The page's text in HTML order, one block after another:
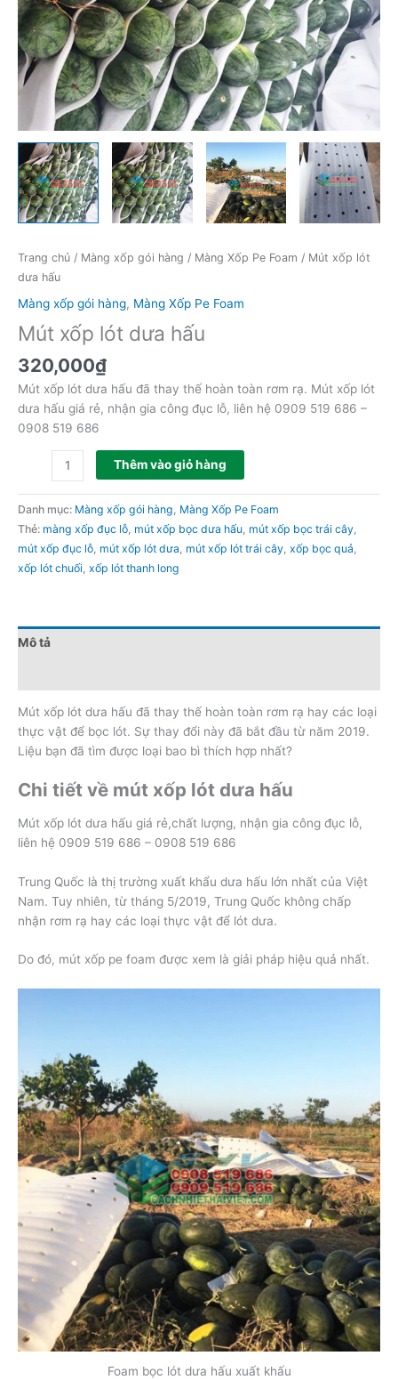
Trang chủ / Màng xốp gói hàng / Màng Xốp Pe Foam / Mút xốp lót
dưa hấu
Màng xốp gói hàng, Màng Xốp Pe Foam
Mút xốp lót dưa hấu
320,000₫
Mút xốp lót dưa hấu đã thay thế hoàn toàn rơm rạ. Mút xốp lót
dưa hấu giá rẻ, nhận gia công đục lỗ, liên hệ 0909 519 686 –
0908 519 686
Thêm vào giỏ hàng
Danh mục: Màng xốp gói hàng Màng Xốp Pe Foam
Thẻ: màng xốp đục lỗ mút xốp bọc dưa hấu mút xốp bọc trái cây
mút xốp đục lỗ mút xốp lót dưa mút xốp lót trái cây xốp bọc quả
xốp lót chuối xốp lót thanh long
Mô tả
Mút xốp lót dưa hấu đã thay thế hoàn toàn rơm rạ hay các loại
thực vật để bọc lót. Sự thay đổi này đã bắt đầu từ năm 2019.
Liệu bạn đã tìm được loại bao bì thích hợp nhất?
Chi tiết về mút xốp lót dưa hấu
Mút xốp lót dưa hấu giá rẻ,chất lượng, nhận gia công đục lỗ,
liên hệ 0909 519 686 – 0908 519 686
Trung Quốc là thị trường xuất khẩu dưa hấu lớn nhất của Việt
Nam. Tuy nhiên, từ tháng 5/2019, Trung Quốc không chấp
nhận rơm rạ hay các loại thực vật để lót dưa.
Do đó, mút xốp pe foam được xem là giải pháp hiệu quả nhất.
Foam bọc lót dưa hấu xuất khấu